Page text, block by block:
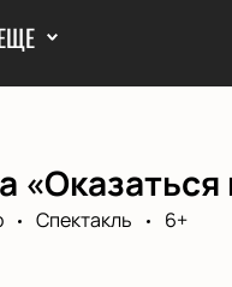
«Оказаться
Спектакль
6+